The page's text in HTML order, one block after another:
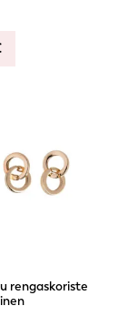
rengaskoriste